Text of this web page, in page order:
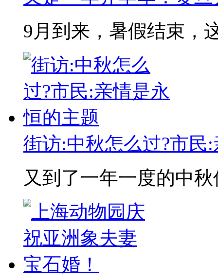
9月到来，暑假结束，
街访:中秋怎么过?市民
又到了一年一度的中